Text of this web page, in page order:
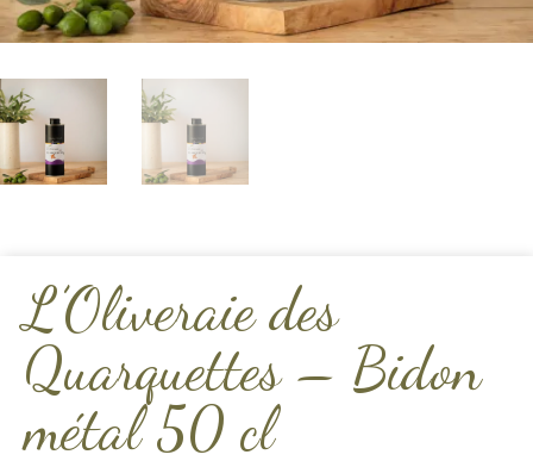
L’Oliveraie des
Quarquettes – Bidon
métal 50 cl